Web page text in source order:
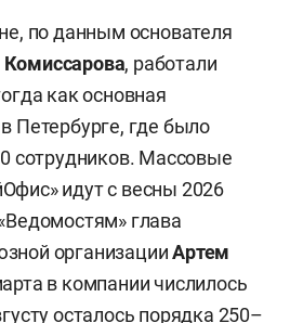
по данным основателя
, работали
как основная
Петербурге, где было
сотрудников. Массовые
идут с весны 2026
глава
организацииАртем
в компании числилось
осталось порядка 250–